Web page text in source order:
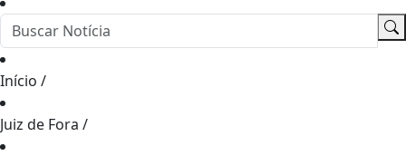
Início /
Juiz de Fora /